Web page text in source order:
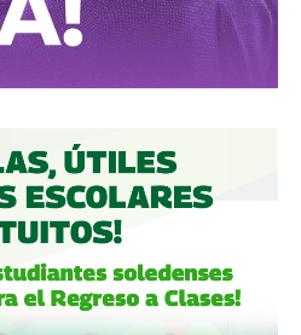
con
operador de, entre otros, el
especiales que
aeroportuaria y luego
con la que en julio de 2021,
económica, suficiente
que lo vendieron a la
(El Economista, dic. 2020
Definitivo, Bolsa Mexicana